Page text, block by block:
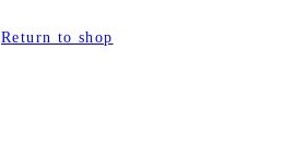
Return to shop